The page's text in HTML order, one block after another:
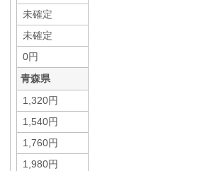
未確定
未確定
0円
青森県
1,320円
1,540円
1,760円
1,980円